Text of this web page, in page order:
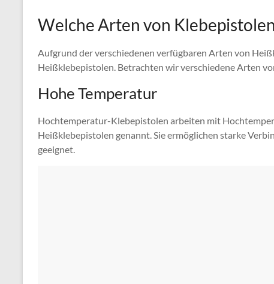
Welche Arten von
Aufgrund der verschiedenen verfügbaren Arten von
Heißklebepistolen. Betrachten wir verschiedene Arten
Hohe Temperatur
Hochtemperatur-Klebepistolen arbeiten mit
Heißklebepistolen genannt. Sie ermöglichen starke
geeignet.